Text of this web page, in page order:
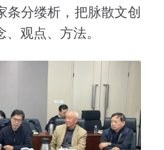
条分缕析，把脉散文创
观点、方法。